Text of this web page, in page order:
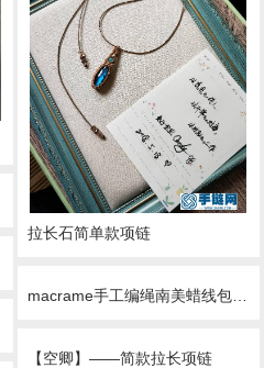
拉长石简单款项链
macrame手工编绳南美蜡线包拉长石项链
【空卿】——简款拉长项链